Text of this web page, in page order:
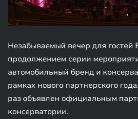
Незабываемый вечер для гостей
продолжением серии
автомобильный бренд и
рамках нового партнерского
раз объявлен официальным
консерватории.